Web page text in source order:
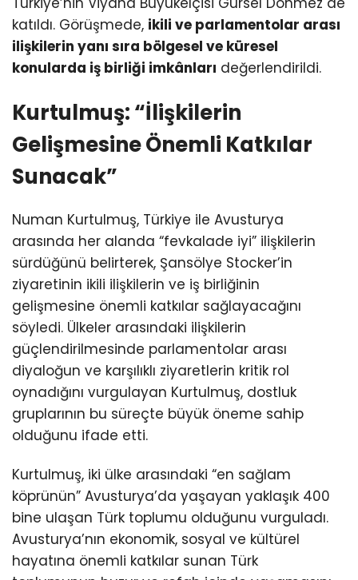
Sunacak”
Numan Kurtulmuş, Türkiye ile Avusturya
sürdüğünü belirterek, Şansölye Stocker’in
ziyaretinin ikili ilişkilerin ve iş birliğinin
gelişmesine önemli katkılar sağlayacağını
söyledi. Ülkeler arasındaki ilişkilerin
diyaloğun ve karşılıklı ziyaretlerin kritik rol
oynadığını vurgulayan Kurtulmuş, dostluk
gruplarının bu süreçte büyük öneme sahip
olduğunu ifade etti.
Kurtulmuş, iki ülke arasındaki “en sağlam
köprünün” Avusturya’da yaşayan yaklaşık 400
bine ulaşan Türk toplumu olduğunu vurguladı.
Avusturya’nın ekonomik, sosyal ve kültürel
hayatına önemli katkılar sunan Türk
toplumunun huzur ve refah içinde yaşamasını
ziyaretin Avusturya’daki Türk vatandaşlarını
olumlu etkileyeceğini ve geri dönüşlerinin de
son derece olumlu olacağını aktardı.
Stocker: “Türkiye’nin Partneri